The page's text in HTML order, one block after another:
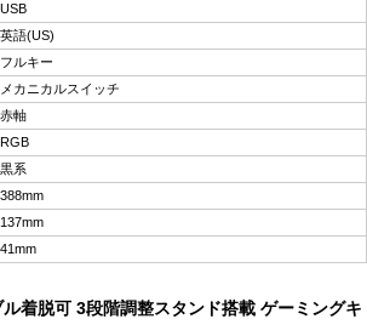
USB
英語(US)
フルキー
メカニカルスイッチ
赤軸
RGB
黒系
388mm
137mm
41mm
着脱可 3段階調整スタンド搭載 ゲーミングキ